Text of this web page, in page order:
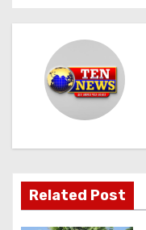
v
i
g
Related Post